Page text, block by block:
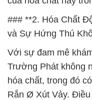
### **2. Hóa Chất
và Sự Hứng Thú
Với sự đam mê
Trường Phát không
hóa chất, trong đó
Rắn Ø Xút Vảy.